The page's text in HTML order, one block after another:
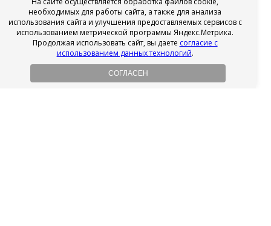
необходимых для работы сайта, а также для анализа
использования сайта и улучшения предоставляемых сервисов с
использованием метрической программы Яндекс.Метрика.
Продолжая использовать сайт, вы даете согласие с
использованием данных технологий.
СОГЛАСЕН